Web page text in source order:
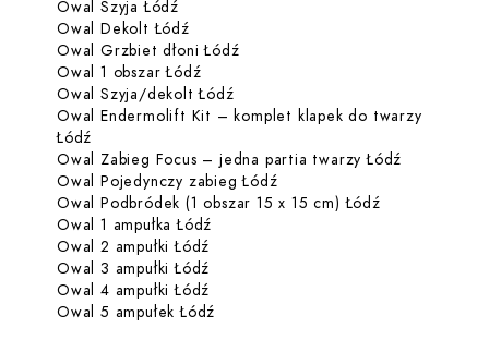
Owal Szyja Łódź
Owal Dekolt ŁódźDowiedz się więcej o Owal Dekolt Łódź
Owal Grzbiet dłoni ŁódźDowiedz się więcej o Owal
Owal 1 obszar ŁódźDowiedz się więcej o Owal 1 obszar
Owal Szyja/dekolt ŁódźDowiedz się więcej o Owal
Owal Endermolift Kit – komplet klapek do twarzy
Łódź
Owal Zabieg Focus – jedna partia twarzy Łódź
Owal Pojedynczy zabieg ŁódźDowiedz się więcej o Owal
Owal Podbródek (1 obszar 15 x 15 cm) ŁódźDowiedz się
Owal 1 ampułka Łódź
Owal 2 ampułki Łódź
Owal 3 ampułki Łódź
Owal 4 ampułki Łódź
Owal 5 ampułek Łódź